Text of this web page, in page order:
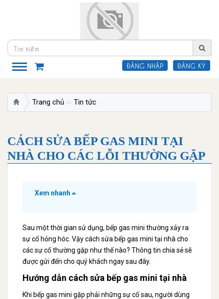
ĐĂNG NHẬP ĐĂNG KÝ
Trang chủ Tin tức
CÁCH SỬA BẾP GAS MINI TẠI
NHÀ CHO CÁC LỖI THƯỜNG GẶP
Xem nhanh
Sau một thời gian sử dụng, bếp gas mini thường xảy ra
sự cố hỏng hóc. Vậy cách sửa bếp gas mini tại nhà cho
các sự cố thường gặp như thế nào? Thông tin chia sẻ sẽ
được gửi đến cho quý khách ngay sau đây.
Hướng dẫn cách sửa bếp gas mini tại nhà
Khi bếp gas mini gặp phải những sự cố sau, người dùng